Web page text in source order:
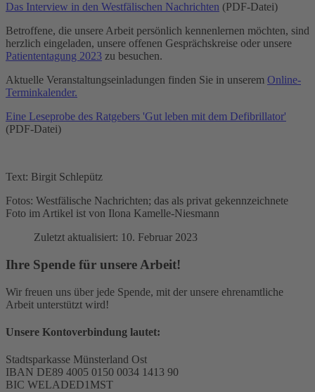
Das Interview in den Westfälischen Nachrichten (PDF-Datei)
Betroffene, die unsere Arbeit persönlich kennenlernen möchten, sind
herzlich eingeladen, unsere offenen Gesprächskreise oder unsere
Patiententagung 2023 zu besuchen.
Aktuelle Veranstaltungseinladungen finden Sie in unserem Online-
Terminkalender.
Eine Leseprobe des Ratgebers 'Gut leben mit dem Defibrillator'
(PDF-Datei)
Text: Birgit Schlepütz
Fotos: Westfälische Nachrichten; das als privat gekennzeichnete
Foto im Artikel ist von Ilona Kamelle-Niesmann
Zuletzt aktualisiert: 10. Februar 2023
Ihre Spende für unsere Arbeit!
Wir freuen uns über jede Spende, mit der unsere ehrenamtliche
Arbeit unterstützt wird!
Unsere Kontoverbindung lautet:
Stadtsparkasse Münsterland Ost
IBAN DE89 4005 0150 0034 1413 90
BIC WELADED1MST